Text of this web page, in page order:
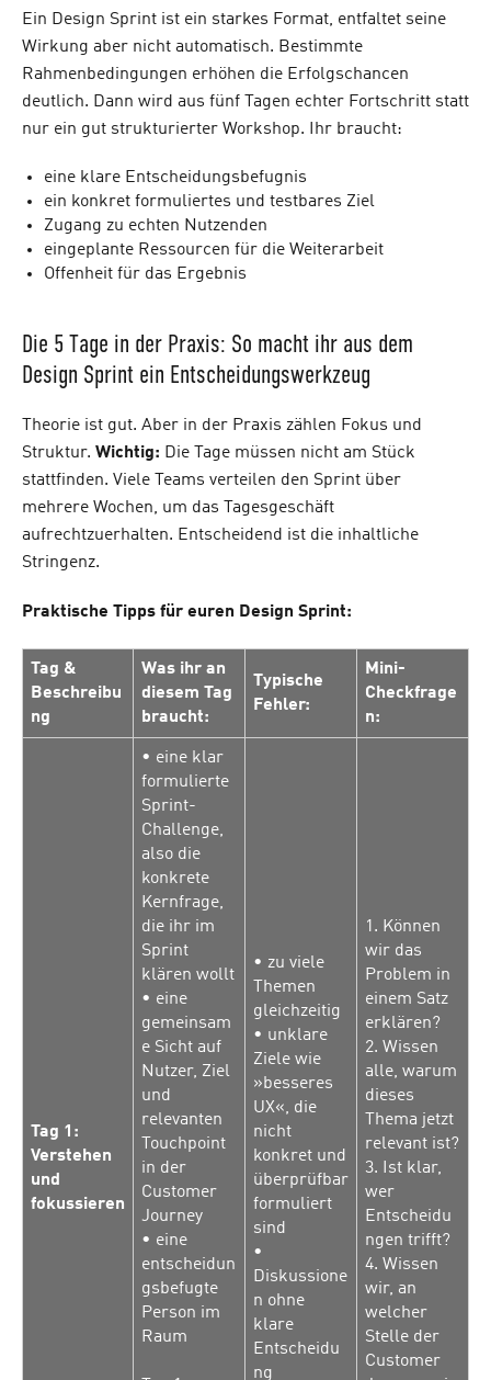
Ein Design Sprint ist ein starkes Format, entfaltet seine
Wirkung aber nicht automatisch. Bestimmte
Rahmenbedingungen erhöhen die Erfolgschancen
deutlich. Dann wird aus fünf Tagen echter Fortschritt statt
nur ein gut strukturierter Workshop. Ihr braucht:
eine klare Entscheidungsbefugnis
ein konkret formuliertes und testbares Ziel
Zugang zu echten Nutzenden
eingeplante Ressourcen für die Weiterarbeit
Offenheit für das Ergebnis
Die 5 Tage in der Praxis: So macht ihr aus dem
Design Sprint ein Entscheidungswerkzeug
Theorie ist gut. Aber in der Praxis zählen Fokus und
Struktur. Wichtig: Die Tage müssen nicht am Stück
stattfinden. Viele Teams verteilen den Sprint über
mehrere Wochen, um das Tagesgeschäft
aufrechtzuerhalten. Entscheidend ist die inhaltliche
Stringenz.
Praktische Tipps für euren Design Sprint:
Tag &
Beschreibu
ng
Was ihr an
diesem Tag
braucht:
Typische
Fehler:
Mini-
Checkfrage
n:
Tag 1:
Verstehen
und
fokussieren
• eine klar
formulierte
Sprint-
Challenge,
also die
konkrete
Kernfrage,
die ihr im
Sprint
klären wollt
• eine
gemeinsam
e Sicht auf
Nutzer, Ziel
und
relevanten
Touchpoint
in der
Customer
Journey
• eine
entscheidun
gsbefugte
Person im
Raum
• zu viele
Themen
gleichzeitig
• unklare
Ziele wie
»besseres
UX«, die
nicht
konkret und
überprüfbar
formuliert
sind
•
Diskussione
n ohne
klare
Entscheidu
ng
1. Können
wir das
Problem in
einem Satz
erklären?
2. Wissen
alle, warum
dieses
Thema jetzt
relevant ist?
3. Ist klar,
wer
Entscheidu
ngen trifft?
4. Wissen
wir, an
welcher
Stelle der
Customer